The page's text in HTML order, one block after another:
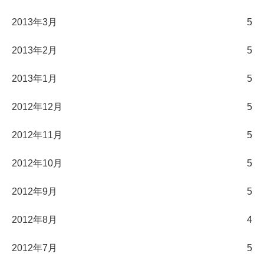
2013年3月 5
2013年2月 5
2013年1月 5
2012年12月 5
2012年11月 5
2012年10月 5
2012年9月 5
2012年8月 4
2012年7月 5